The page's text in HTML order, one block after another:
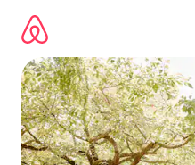
เนื้อหา